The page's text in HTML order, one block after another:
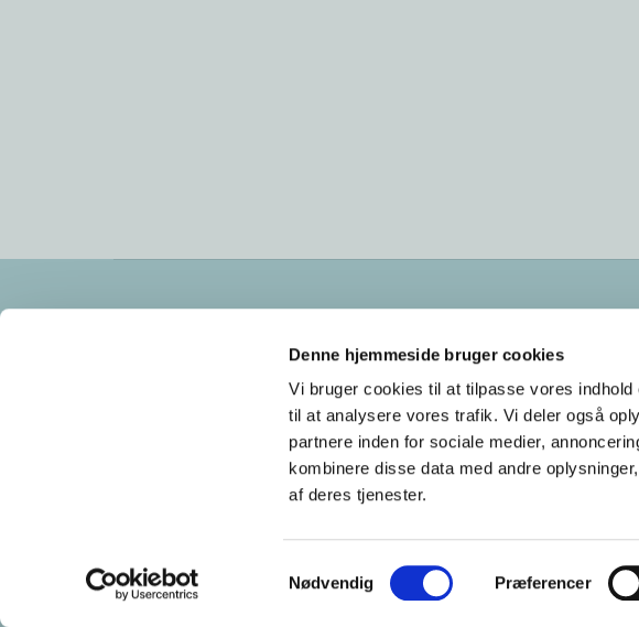
Denne hjemmeside bruger cookies
Vi bruger cookies til at tilpasse vores
til at analysere vores trafik. Vi deler også
partnere inden for sociale medier,
kombinere disse data med andre
af deres tjenester.
a
Nødvendig Præferencer
38